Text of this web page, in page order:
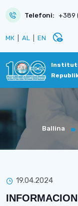
Telefoni: +389
МК AL EN disabled_visible
Instituti
Ballina
19.04.2024